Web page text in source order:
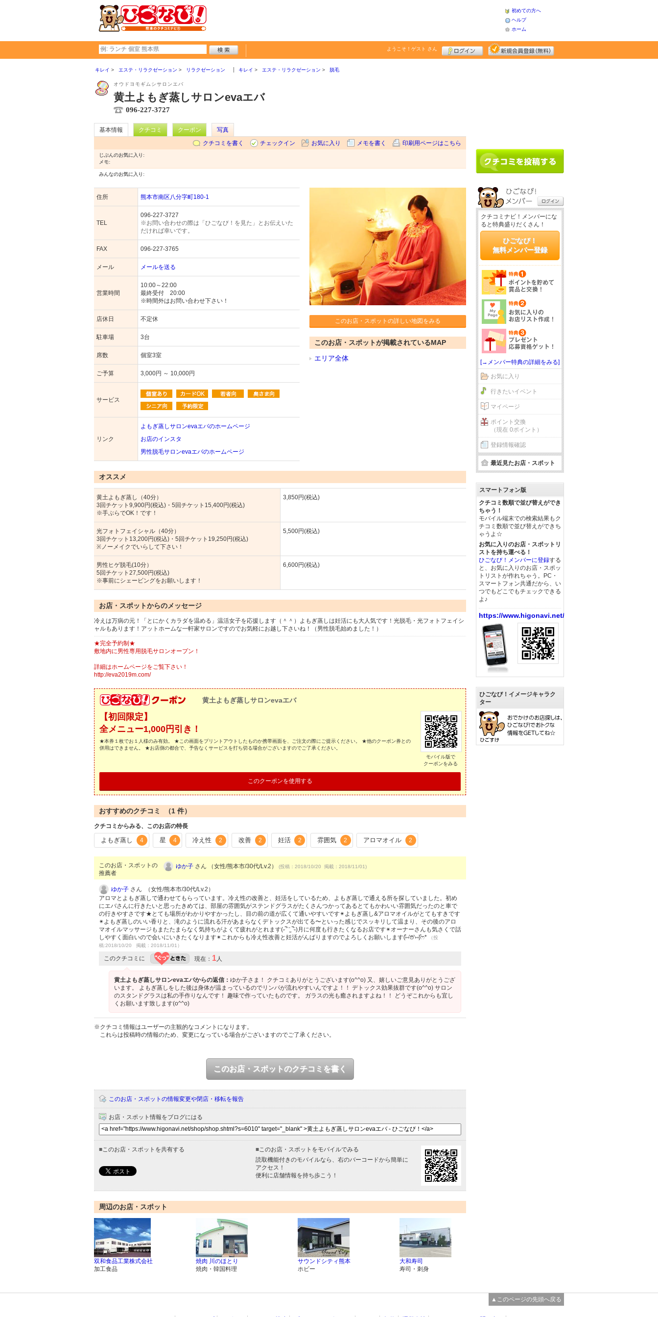
初めての方へ
ヘルプ
ホーム
ようこそ！ ゲスト さん
キレイ エステ・リラクゼーション リラクゼーション キレイ エステ・リラクゼーション 脱毛
オウドヨモギムシサロンエバ
黄土よもぎ蒸しサロンevaエバ
096-227-3727
基本情報 クチコミ クーポン
写真
クチコミを書く
チェックイン お気に入り メモを書く 印刷用ページはこちら
じぶんのお気に入り:
メモ:
みんなのお気に入り:
住所 熊本市南区八分字町180-1
TEL
096-227-3727
※お問い合わせの際は「ひごなび！を見た」とお伝えいた
だければ幸いです。
FAX 096-227-3765
メール メールを送る
営業時間
10:00～22:00
最終受付 20:00
※時間外はお問い合わせ下さい！
店休日 不定休
駐車場 3台
席数 個室3室
ご予算 3,000円 ～ 10,000円
サービス
リンク
よもぎ蒸しサロンevaエバのホームページ
お店のインスタ
男性脱毛サロンevaエバのホームページ
このお店・スポットの詳しい地図をみる
このお店・スポットが掲載されているMAP
エリア全体
オススメ
黄土よもぎ蒸し（40分）
3回チケット9,900円(税込)・5回チケット15,400円(税込)
※手ぶらでOK！です！
3,850円(税込)
光フォトフェイシャル（40分）
3回チケット13,200円(税込)・5回チケット19,250円(税込)
※ノーメイクでいらして下さい！
5,500円(税込)
男性ヒゲ脱毛(10分）
5回チケット27,500円(税込)
※事前にシェービングをお願いします！
6,600円(税込)
お店・スポットからのメッセージ
冷えは万病の元！「とにかくカラダを温める」温活女子を応援します（＾＾）よもぎ蒸しは妊活にも大人気です！光脱毛・光フォトフェイシ
ャルもあります！アットホームな一軒家サロンですのでお気軽にお越し下さいね！（男性脱毛始めました！）
★完全予約制★
敷地内に男性専用脱毛サロンオープン！
詳細はホームページをご覧下さい！
http://eva2019m.com/
黄土よもぎ蒸しサロンevaエバ
【初回限定】
全メニュー1,000円引き！
★本券１枚でお１人様のみ有効。 ★この画面をプリントアウトしたものか携帯画面を、ご注文の際にご提示ください。 ★他のクーポン券との
併用はできません。 ★お店側の都合で、予告なくサービスを打ち切る場合がございますのでご了承ください。
モバイル版で
クーポンをみる
このクーポンを使用する
おすすめのクチコミ （1 件）
クチコミからみる、このお店の特長
よもぎ蒸し 4 星 4 冷え性 2 改善 2 妊活 2 雰囲気 2 アロマオイル 2
このお店・スポットの
推薦者
ゆか子 さん （女性/熊本市/30代/Lv.2） (投稿：2018/10/20 掲載：2018/11/01)
ゆか子 さん （女性/熊本市/30代/Lv.2）
アロマとよもぎ蒸しで通わせてもらっています。冷え性の改善と、妊活をしているため、よもぎ蒸しで通える所を探していました。初め
にエバさんに行きたいと思ったきめては、部屋の雰囲気がステンドグラスがたくさんつかってあるとてもかわいい雰囲気だったのと車で
の行きやすさです★とても場所がわかりやすかったし、目の前の道が広くて通いやすいです✴︎よもぎ蒸し&アロマオイルがとてもすきです
✴︎よもぎ蒸しのいい香りと、滝のように流れる汗があまらなくデトックスが出てる〜といった感じでスッキリして温まり、その後のアロ
マオイルマッサージもまたたまらなく気持ちがよくて疲れがとれます(˶‾᷄ ⁻̫ ‾᷅˵)月に何度も行きたくなるお店です✴︎オーナーさんも気さくで話
しやすく面白いので会いにいきたくなります✴︎これからも冷え性改善と妊活がんばりますのでよろしくお願いします(͒⑅′࿉‵⑅)͒ෆ*
（投
稿:2018/10/20 掲載：2018/11/01）
このクチコミに 現在： 1 人
黄土よもぎ蒸しサロンevaエバからの返信： ゆか子さま！ クチコミありがとうございます(o^^o) 又、嬉しいご意見ありがとうござ
います。 よもぎ蒸しをした後は身体が温まっているのでリンパが流れやすいんですよ！！ デトックス効果抜群です(o^^o) サロン
のスタンドグラスは私の手作りなんです！ 趣味で作っていたものです。 ガラスの光も癒されますよね！！ どうぞこれからも宜し
くお願います致します(o^^o)
※クチコミ情報はユーザーの主観的なコメントになります。
これらは投稿時の情報のため、変更になっている場合がございますのでご了承ください。
このお店・スポットのクチコミを書く
このお店・スポットの情報変更や閉店・移転を報告
お店・スポット情報をブログにはる
■ このお店・スポットを共有する ■ このお店・スポットをモバイルでみる
読取機能付きのモバイルなら、右のバーコードから簡単に
アクセス！
便利に店舗情報を持ち歩こう！
周辺のお店・スポット
双和食品工業株式会社
加工食品
焼肉 川のほとり
焼肉・韓国料理
サウンドシティ熊本
ホビー
大和寿司
寿司・刺身
クチコミナビ！メンバーにな
ると特典盛りだくさん！
ひごなび！
無料メンバー登録
[→メンバー特典の詳細をみる]
お気に入り
行きたいイベント
マイページ
ポイント交換
（現在 0ポイント）
登録情報確認
最近見たお店・スポット
スマートフォン版
クチコミ数順で並び替えができ
ちゃう！
モバイル端末での検索結果もク
チコミ数順で並び替えができち
ゃうよ☆
お気に入りのお店・スポットリ
ストを持ち運べる！
ひごなび！メンバーに登録する
と、お気に入りのお店・スポッ
トリストが作れちゃう。PC・
スマートフォン共通だから、い
つでもどこでもチェックできる
よ♪
https://www.higonavi.net/
ひごなび！イメージキャラク
ター
▲このページの先頭へ戻る